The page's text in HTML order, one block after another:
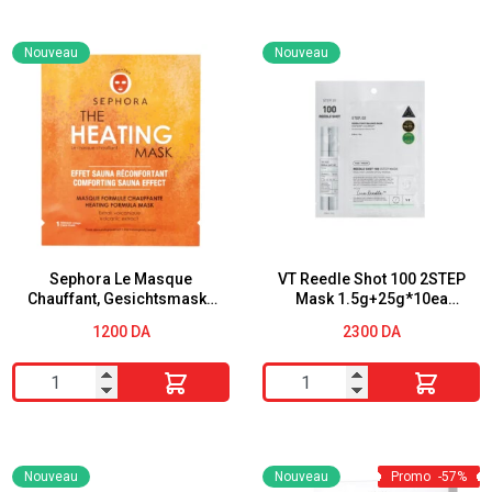
Men
Expert
charbon
Masque
l'argile
ml
en
tissu
hydratants
Sephora Le Masque
Chauffant, Gesichtsmaske
Nouveau
1200 DA
quantité
de
Le
VT Reedle Shot 100 2STEP
Mask 1.5g+25g*10ea
100 2ÉTAPES 1,5 g
Nouveau
2300 DA
quantité
de
Reedle
Nouveau Promo -57%
Nouveau